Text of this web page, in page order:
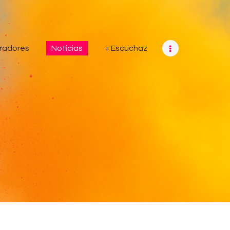
Noticias + Escuchaz